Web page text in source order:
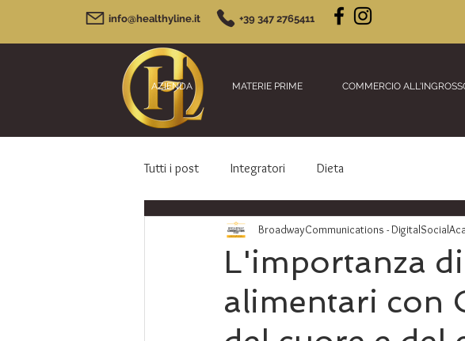
AZIENDA MATERIE PRIME COMMERCIO
+39 347 2765411
info@healthyline.it
Tutti i post Integratori Dieta
L'importanza
alimentari con
BroadwayCommunications -